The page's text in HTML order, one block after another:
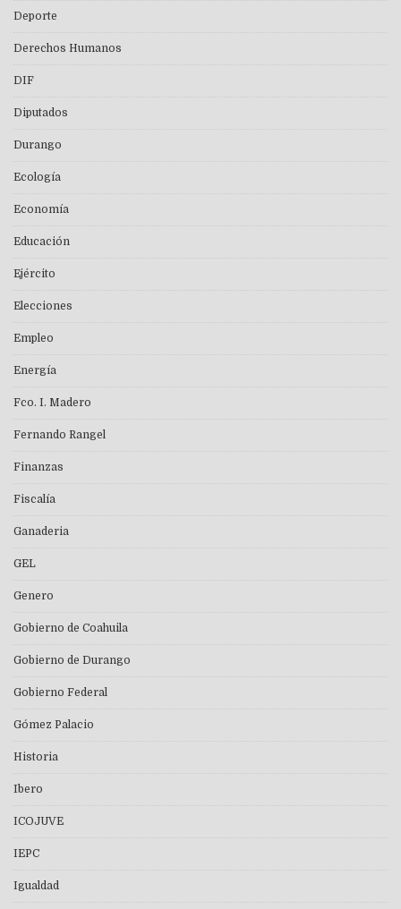
Deporte
Derechos Humanos
DIF
Diputados
Durango
Ecología
Economía
Educación
Ejército
Elecciones
Empleo
Energía
Fco. I. Madero
Fernando Rangel
Finanzas
Fiscalía
Ganaderia
GEL
Genero
Gobierno de Coahuila
Gobierno de Durango
Gobierno Federal
Gómez Palacio
Historia
Ibero
ICOJUVE
IEPC
Igualdad